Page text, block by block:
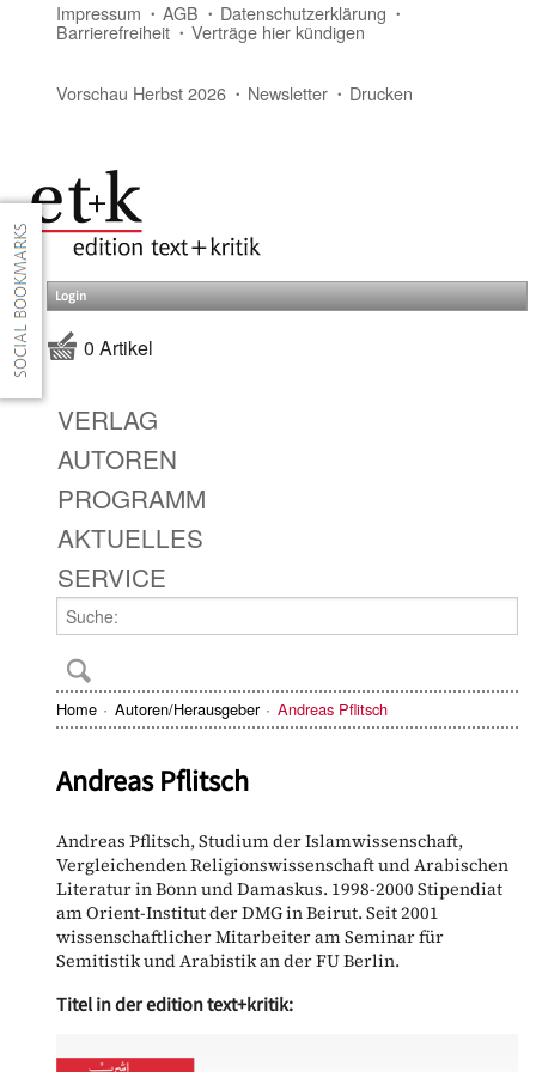
Impressum AGB Datenschutzerklärung
Barrierefreiheit Verträge hier kündigen
Vorschau Herbst 2026 Newsletter Drucken
Login
0 Artikel
VERLAG
AUTOREN
PROGRAMM
AKTUELLES
SERVICE
Home Autoren/Herausgeber Andreas Pflitsch
Andreas Pflitsch
Andreas Pflitsch, Studium der Islamwissenschaft,
Vergleichenden Religionswissenschaft und Arabischen
Literatur in Bonn und Damaskus. 1998-2000 Stipendiat
am Orient-Institut der DMG in Beirut. Seit 2001
wissenschaftlicher Mitarbeiter am Seminar für
Semitistik und Arabistik an der FU Berlin.
Titel in der edition text+kritik: